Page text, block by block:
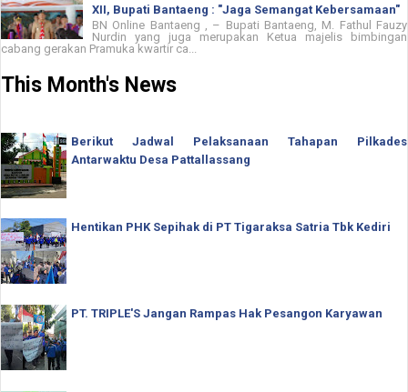
XII, Bupati Bantaeng : "Jaga Semangat Kebersamaan"
BN Online Bantaeng , – Bupati Bantaeng, M. Fathul Fauzy
Nurdin yang juga merupakan Ketua majelis bimbingan
cabang gerakan Pramuka kwartir ca...
This Month's News
Berikut Jadwal Pelaksanaan Tahapan Pilkades
Antarwaktu Desa Pattallassang
Hentikan PHK Sepihak di PT Tigaraksa Satria Tbk Kediri
PT. TRIPLE'S Jangan Rampas Hak Pesangon Karyawan